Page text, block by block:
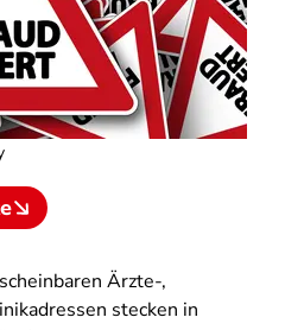
Ärzte-,
stecken in